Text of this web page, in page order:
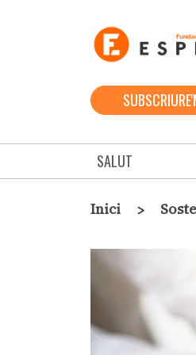
Navegació
SALUT
Fil
Inici